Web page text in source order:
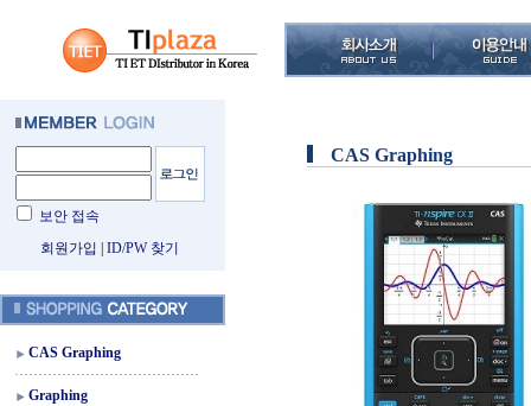
보안 접속
회원가입
ID/PW 찾기
CAS Graphing
Graphing
CAS Graphing